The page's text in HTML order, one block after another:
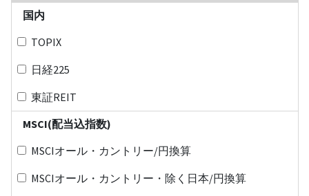
国内
TOPIX
日経225
東証REIT
MSCI(配当込指数)
MSCIオール・カントリー/円換算
MSCIオール・カントリー・除く日本/円換算